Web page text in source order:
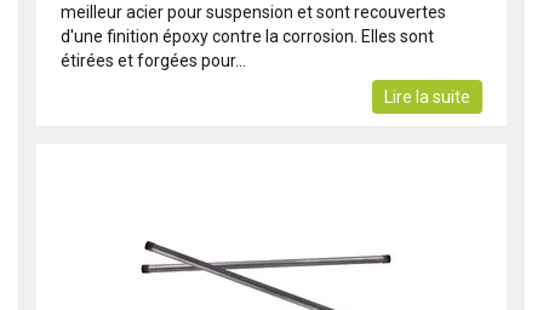
meilleur acier pour suspension et sont recouvertes
d'une finition époxy contre la corrosion. Elles sont
étirées et forgées pour...
Lire la suite